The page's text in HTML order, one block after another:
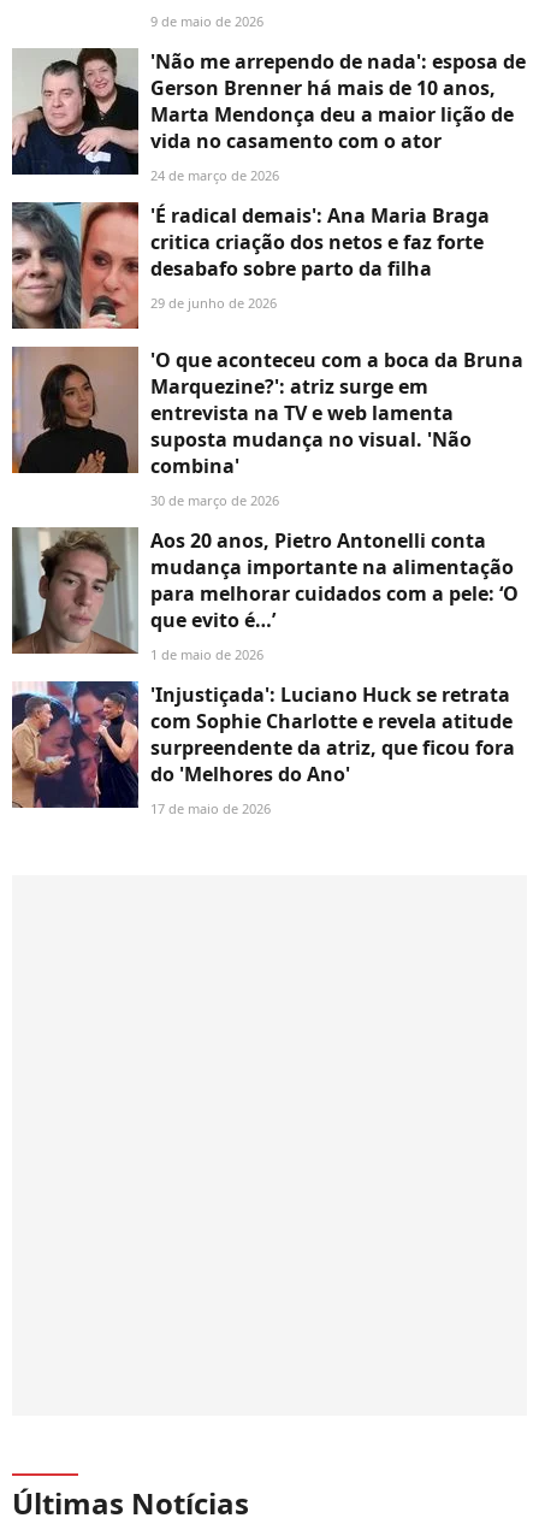
9 de maio de 2026
'Não me arrependo de nada': esposa de
Gerson Brenner há mais de 10 anos,
Marta Mendonça deu a maior lição de
vida no casamento com o ator
24 de março de 2026
'É radical demais': Ana Maria Braga
critica criação dos netos e faz forte
desabafo sobre parto da filha
29 de junho de 2026
'O que aconteceu com a boca da Bruna
Marquezine?': atriz surge em
entrevista na TV e web lamenta
suposta mudança no visual. 'Não
combina'
30 de março de 2026
Aos 20 anos, Pietro Antonelli conta
mudança importante na alimentação
para melhorar cuidados com a pele: ‘O
que evito é…’
1 de maio de 2026
'Injustiçada': Luciano Huck se retrata
com Sophie Charlotte e revela atitude
surpreendente da atriz, que ficou fora
do 'Melhores do Ano'
17 de maio de 2026
Últimas Notícias